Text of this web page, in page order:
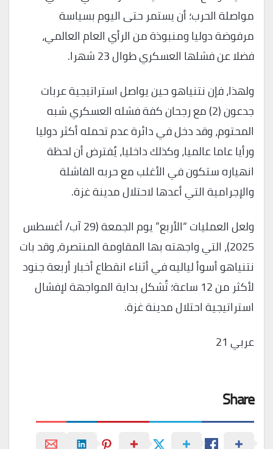
مواصلة الحرب؛ أن يستمر حتى اليوم بسياسة
مرفوضة دوليا ومنبوذة من الرأي العام العالمي،
فضلا عن فشلها العسكري طوال 23 شهرا.
ولهذا، فإن نتنياهو حين يواصل استراتيجية عربات
جدعون (2) مع رجحان كفة فشله العسكري شبه
المحتوم، وقد دخل في دائرة عدم تحمله أكثر دوليا
ورأيا عاما عالميا، وكذلك داخليا، يُفترض أن لحظة
انهياره ستكون في الأغلب مع حربه الفاشلة
والإجرامية التي أعدها لاحتلال مدينة غزة.
ولعل العمليات “الأربع” يوم الجمعة (29 آب/ أغسطس
2025)، التي واجهته بها المقاومة المنتصرة، وقد بات
نتنياهو أسوأ لياليه في أثناء انقطاع أخبار أربعة جنود
لأكثر من 12 ساعة؛ تُشكل بداية المواجهة لإفشال
استراتيجية احتلال مدينة غزة.
عربي 21
Share